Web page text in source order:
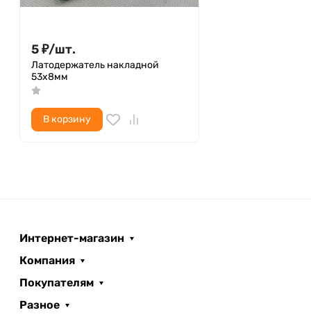
5₽/шт.
Латодержатель накладной
53х8мм
В корзину
Интернет-магазин
Компания
Покупателям
Разное